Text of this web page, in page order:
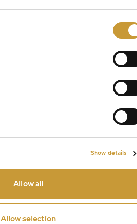
Show details
Allow all
Allow selection